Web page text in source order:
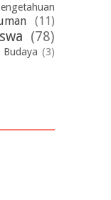
(11)
(78)
Budaya (3)